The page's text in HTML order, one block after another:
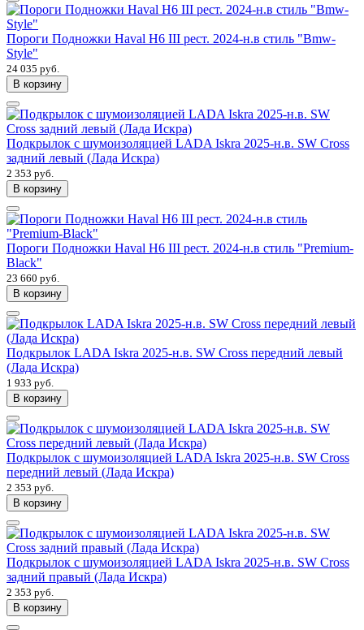
Пороги Подножки Haval H6 III рест. 2024-н.в стиль "Bmw-
Style"
24 035 руб.
В корзину
Подкрылок с шумоизоляцией LADA Iskra 2025-н.в. SW Cross
задний левый (Лада Искра)
2 353 руб.
В корзину
Пороги Подножки Haval H6 III рест. 2024-н.в стиль "Premium-
Black"
23 660 руб.
В корзину
Подкрылок LADA Iskra 2025-н.в. SW Cross передний левый
(Лада Искра)
1 933 руб.
В корзину
Подкрылок с шумоизоляцией LADA Iskra 2025-н.в. SW Cross
передний левый (Лада Искра)
2 353 руб.
В корзину
Подкрылок с шумоизоляцией LADA Iskra 2025-н.в. SW Cross
задний правый (Лада Искра)
2 353 руб.
В корзину